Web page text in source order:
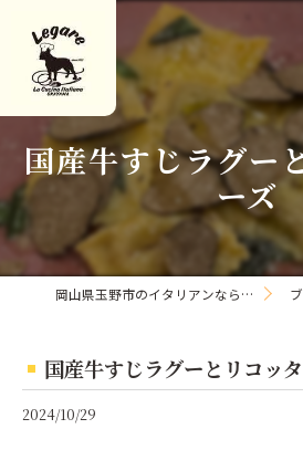
国産牛すじラグー
ーズ
岡山県玉野市のイタリアンならLa Cucina Italiana Legare ブログ
国産牛すじラグーとリコッ
2024/10/29